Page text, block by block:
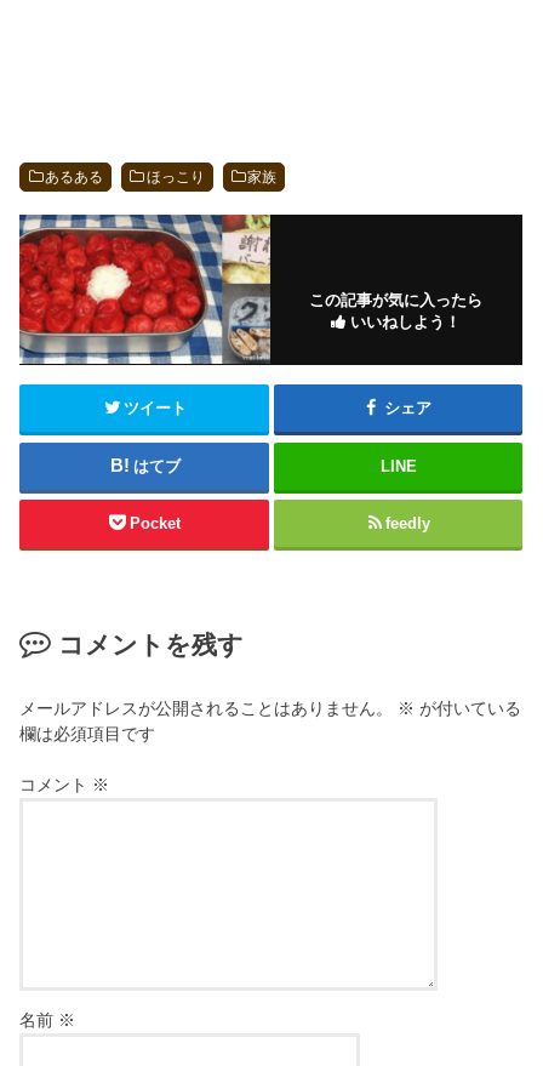
あるある ほっこり 家族
この記事が気に入ったら
いいねしよう！
ツイート シェア
はてブ LINE
Pocket feedly
コメントを残す
メールアドレスが公開されることはありません。 ※ が付いている
欄は必須項目です
コメント ※
名前 ※